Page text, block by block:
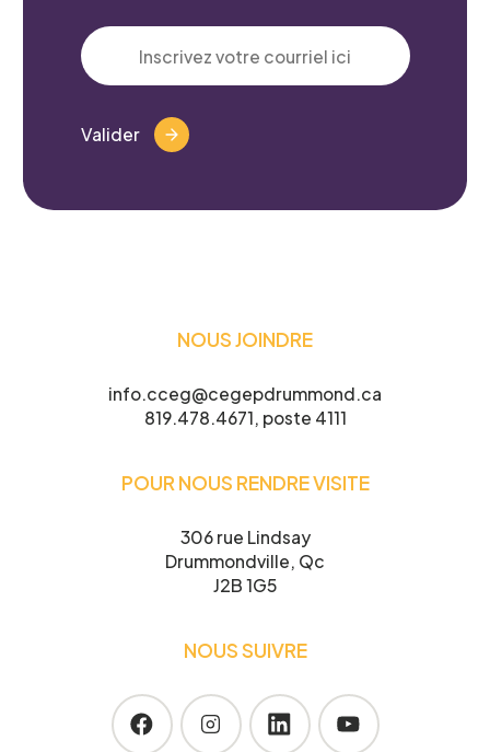
Valider
NOUS JOINDRE
info.cceg@cegepdrummond.ca
819.478.4671, poste 4111
POUR NOUS RENDRE VISITE
306 rue Lindsay
Drummondville, Qc
J2B 1G5
NOUS SUIVRE
Courriel*
Telephone*
la Politique de confidentialité du CCEG.